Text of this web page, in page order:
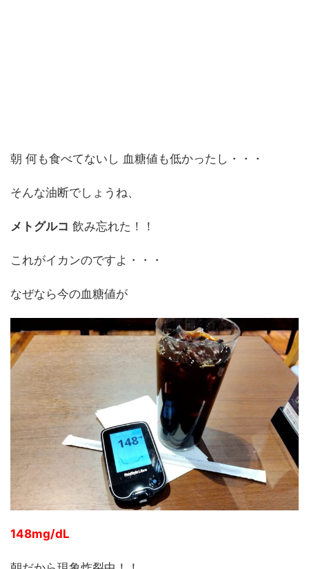
朝 何も食べてないし 血糖値も低かったし・・・
そんな油断でしょうね、
メトグルコ 飲み忘れた！！
これがイカンのですよ・・・
なぜなら今の血糖値が
148mg/dL